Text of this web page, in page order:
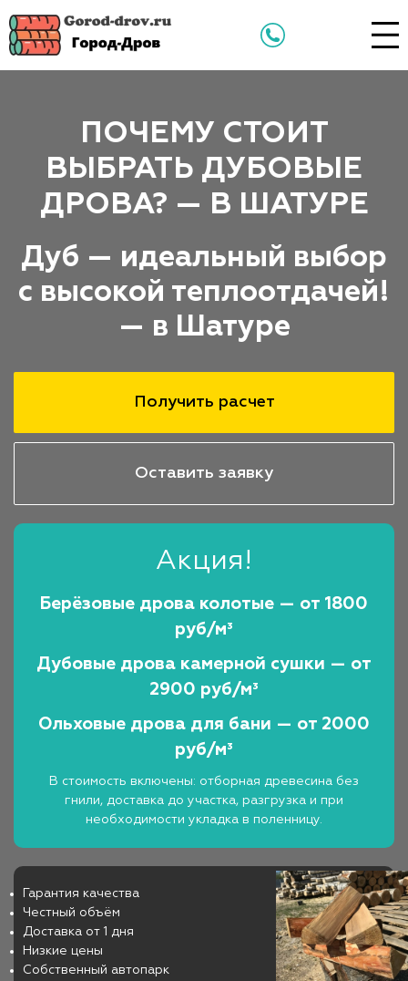
ПОЧЕМУ СТОИТ
ВЫБРАТЬ ДУБОВЫЕ
ДРОВА? — В ШАТУРЕ
Дуб — идеальный выбор
с высокой теплоотдачей!
— в Шатуре
Получить расчет
Оставить заявку
Акция!
Берёзовые дрова колотые — от 1800
руб/м³
Дубовые дрова камерной сушки — от
2900 руб/м³
Ольховые дрова для бани — от 2000
руб/м³
В стоимость включены: отборная древесина без
гнили, доставка до участка, разгрузка и при
необходимости укладка в поленницу.
Гарантия качества
Честный объём
Доставка от 1 дня
Низкие цены
Собственный автопарк